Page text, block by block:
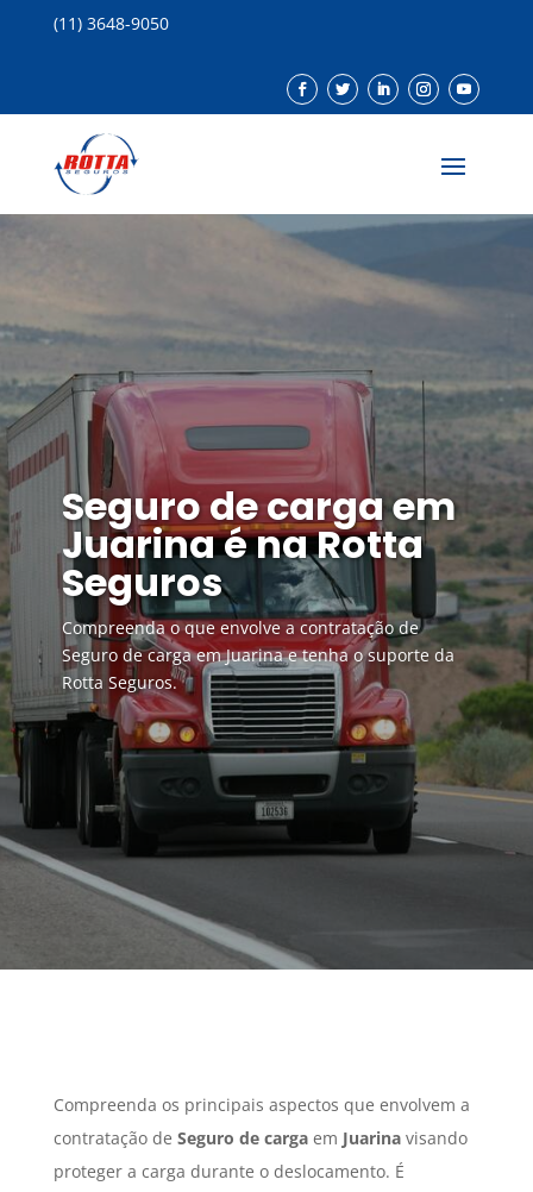
(11) 3648-9050
Seguro de carga em
Juarina é na Rotta
Seguros
Compreenda o que envolve a contratação de
Seguro de carga em Juarina e tenha o suporte da
Rotta Seguros.
Compreenda os principais aspectos que envolvem a
contratação de Seguro de cargaem Juarinavisando
proteger a carga durante o deslocamento. É